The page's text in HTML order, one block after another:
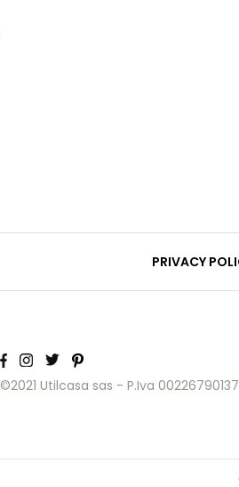
PRIVACY
©2021 Utilcasa sas - P.Iva 00226790137